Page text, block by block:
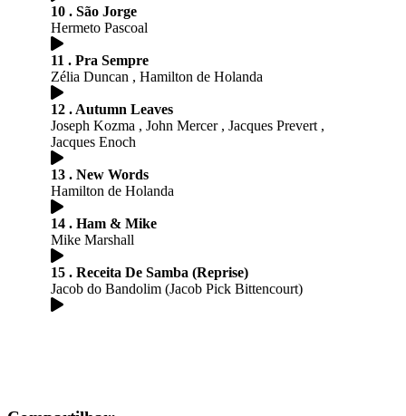
10 . São Jorge
Hermeto Pascoal
11 . Pra Sempre
Zélia Duncan , Hamilton de Holanda
12 . Autumn Leaves
Joseph Kozma , John Mercer , Jacques Prevert ,
Jacques Enoch
13 . New Words
Hamilton de Holanda
14 . Ham & Mike
Mike Marshall
15 . Receita De Samba (Reprise)
Jacob do Bandolim (Jacob Pick Bittencourt)